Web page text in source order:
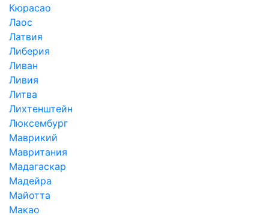
Кюрасао
Лаос
Латвия
Либерия
Ливан
Ливия
Литва
Лихтенштейн
Люксембург
Маврикий
Мавритания
Мадагаскар
Мадейра
Майотта
Макао